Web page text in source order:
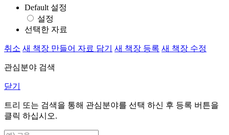
Default 설정
설정
선택한 자료
취소 새 책장 만들어 자료 담기 새 책장 등록 새 책장 수정
관심분야 검색
닫기
트리 또는 검색을 통해 관심분야를 선택 하신 후 등록 버튼을
클릭 하십시오.